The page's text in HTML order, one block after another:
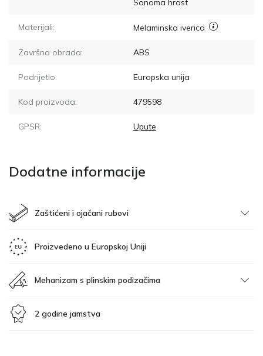
Sonoma hrast
Materijali: Melaminska iverica
Završna obrada: ABS
Podrijetlo: Europska unija
Kod proizvoda: 479598
GPSR: Upute
Dodatne informacije
Zaštićeni i ojačani rubovi
Proizvedeno u Europskoj Uniji
Mehanizam s plinskim podizačima
2 godine jamstva